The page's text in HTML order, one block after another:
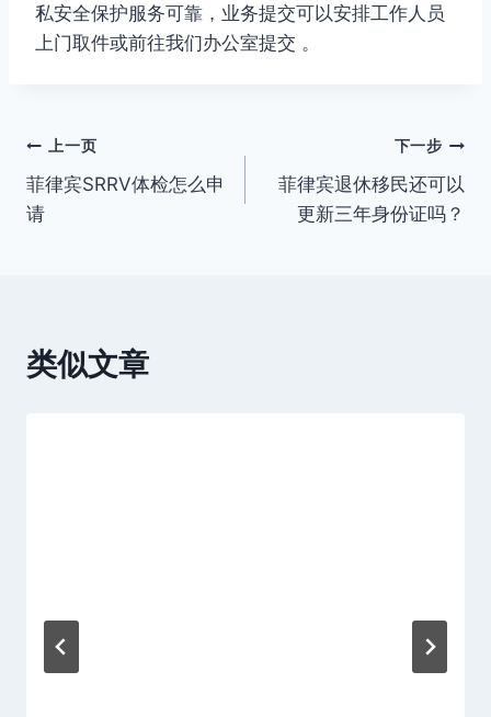
私安全保护服务可靠，业务提交可以安排工作人员
上门取件或前往我们办公室提交 。
文
章
上一页
菲律宾SRRV体检怎么申
请
下一步
菲律宾退休移民还可以
更新三年身份证吗？
类似文章